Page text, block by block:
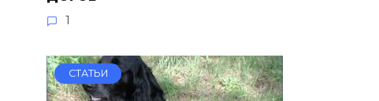
1
СТАТЬИ